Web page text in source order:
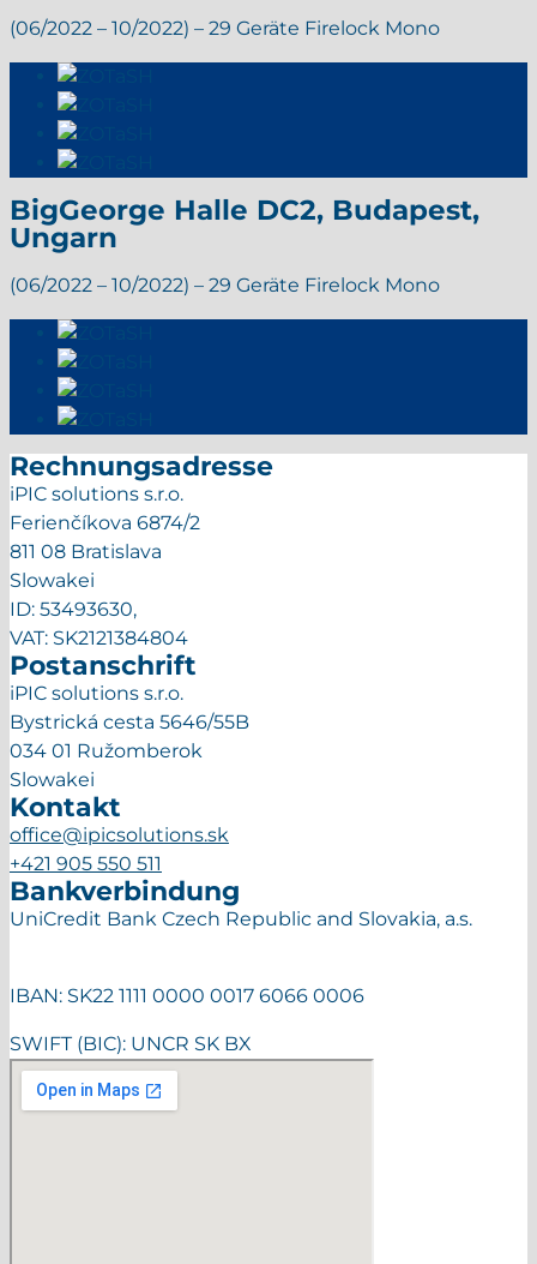
(06/2022 – 10/2022) – 29 Geräte Firelock Mono
BigGeorge Halle DC2, Budapest,
Ungarn
(06/2022 – 10/2022) – 29 Geräte Firelock Mono
Rechnungsadresse
iPIC solutions s.r.o.
Ferienčíkova 6874/2
811 08 Bratislava
Slowakei
ID: 53493630,
VAT: SK2121384804
Postanschrift
iPIC solutions s.r.o.
Bystrická cesta 5646/55B
034 01 Ružomberok
Slowakei
Kontakt
office@ipicsolutions.sk
+421 905 550 511
Bankverbindung
UniCredit Bank Czech Republic and Slovakia, a.s.
IBAN: SK22 1111 0000 0017 6066 0006
SWIFT (BIC): UNCR SK BX